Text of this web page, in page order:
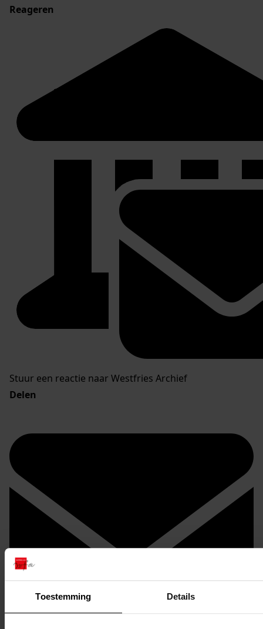
Toestemming Details
Reageren
Stuur een reactie naar Westfries Archief
Delen